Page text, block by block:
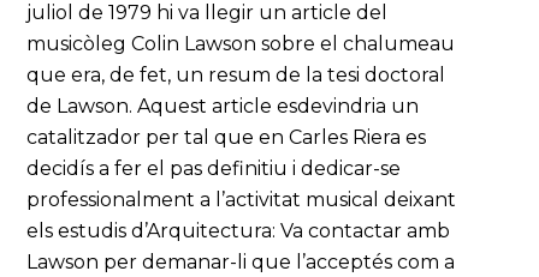
juliol de 1979 hi va llegir un article del
musicòleg Colin Lawson sobre el chalumeau
que era, de fet, un resum de la tesi doctoral
de Lawson. Aquest article esdevindria un
catalitzador per tal que en Carles Riera es
decidís a fer el pas definitiu i dedicar-se
professionalment a l’activitat musical deixant
els estudis d’Arquitectura: Va contactar amb
Lawson per demanar-li que l’acceptés com a